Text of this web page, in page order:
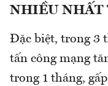
NHIỀU NHẤT
Đặc biệt, trong 3
tấn công mạng
trong 1 tháng,